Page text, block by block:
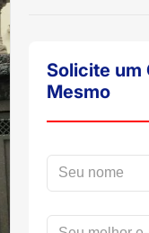
Solicite um
Mesmo